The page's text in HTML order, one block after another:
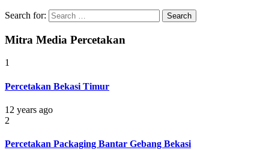
Search for:
Mitra Media Percetakan
1
Percetakan Bekasi Timur
12 years ago
2
Percetakan Packaging Bantar Gebang Bekasi